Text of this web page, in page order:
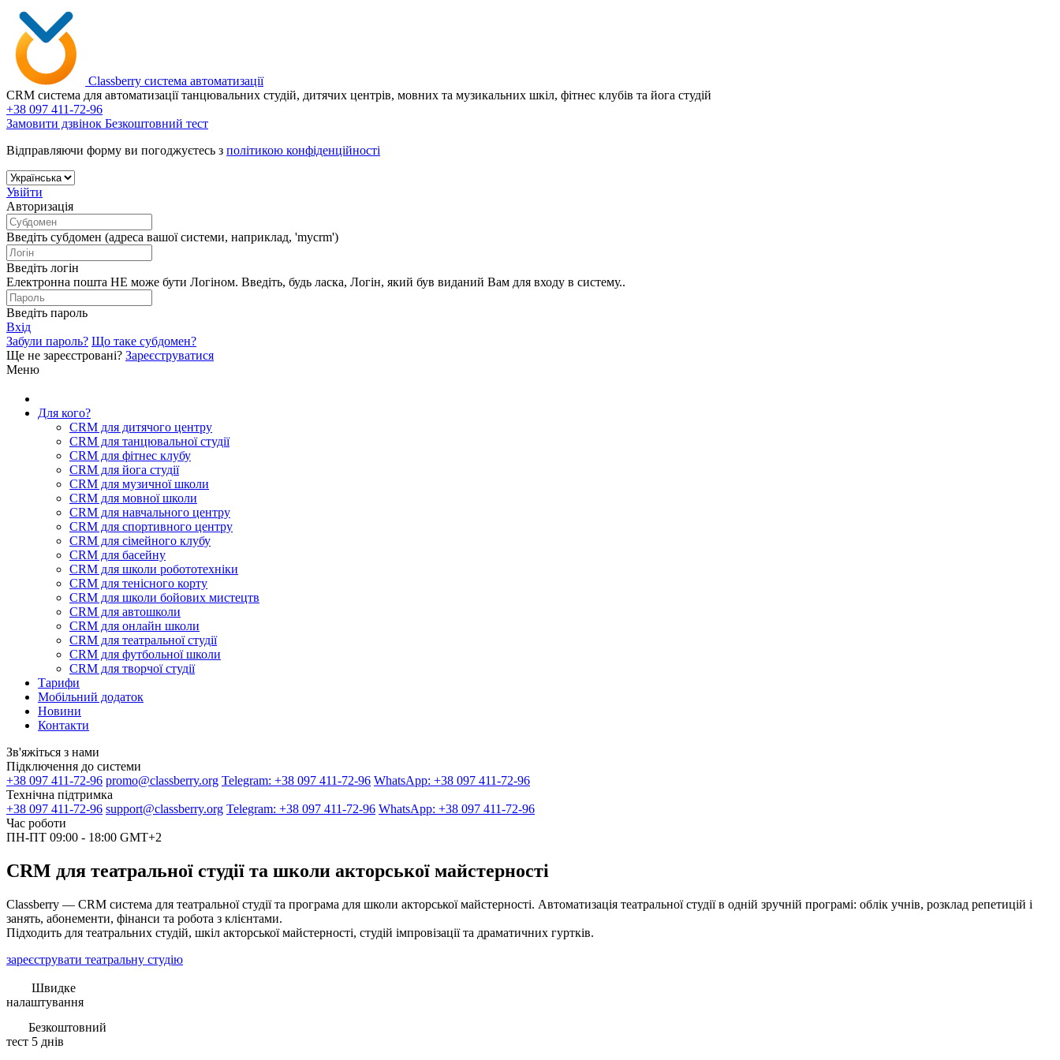
Сlassberry система автоматизації
CRM система для автоматизації танцювальних студій, дитячих центрів, мовних та музикальних шкіл, фітнес клубів та йога студій
+38 097 411-72-96
Замовити дзвінок Безкоштовний тест
Відправляючи форму ви погоджуєтесь з політикою конфіденційності
Увійти
Авторизація
Введіть субдомен (адреса вашої системи, наприклад, 'mycrm')
Введіть логін
Електронна пошта НЕ може бути Логіном. Введіть, будь ласка, Логін, який був виданий Вам для входу в систему..
Введіть пароль
Вхід
Забули пароль? Що таке субдомен?
Ще не зареєстровані? Зареєструватися
Меню
Для кого?
CRM для дитячого центру
CRM для танцювальної студії
CRM для фітнес клубу
CRM для йога студії
CRM для музичної школи
CRM для мовної школи
CRM для навчального центру
CRM для спортивного центру
CRM для сімейного клубу
CRM для басейну
CRM для школи робототехніки
CRM для тенісного корту
CRM для школи бойових мистецтв
CRM для автошколи
CRM для онлайн школи
CRM для театральної студії
CRM для футбольної школи
CRM для творчої студії
Тарифи
Мобільний додаток
Новини
Контакти
Зв'яжіться з нами
Підключення до системи
+38 097 411-72-96 promo@classberry.org Telegram: +38 097 411-72-96 WhatsApp: +38 097 411-72-96
Технічна підтримка
+38 097 411-72-96 support@classberry.org Telegram: +38 097 411-72-96 WhatsApp: +38 097 411-72-96
Час роботи
ПН-ПТ 09:00 - 18:00 GMT+2
CRM для театральної студії та школи акторської майстерності
Classberry — CRM система для театральної студії та програма для школи акторської майстерності. Автоматизація театральної студії в одній зручній програмі: облік учнів, розклад репетицій і
занять, абонементи, фінанси та робота з клієнтами.
Підходить для театральних студій, шкіл акторської майстерності, студій імпровізації та драматичних гуртків.
зареєструвати театральну студію
Швидке
налаштування
Безкоштовний
тест 5 днів